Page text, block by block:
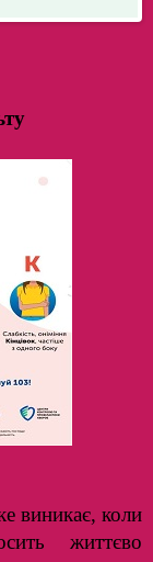
виникає, коли
життєво